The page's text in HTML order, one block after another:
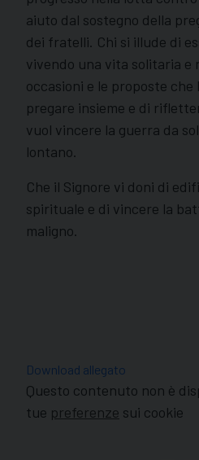
aiuto dal sostegno della
dei fratelli. Chi si illude di
vivendo una vita solitaria
occasioni e le proposte che
pregare insieme e di
vuol vincere la guerra da
lontano.
Che il Signore vi doni di
spirituale e di vincere la
maligno.
Download allegato
Questo contenuto non è
tue preferenze sui cookie